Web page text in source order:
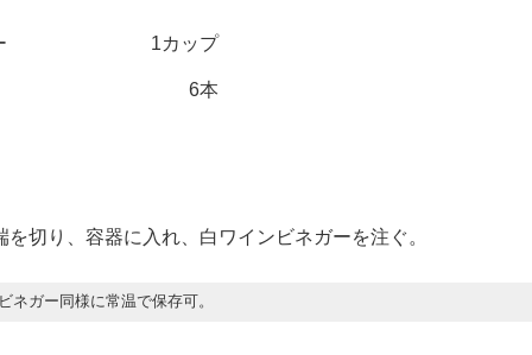
1カップ
6本
切り、容器に入れ、白ワインビネガーを注ぐ。
ネガー同様に常温で保存可。